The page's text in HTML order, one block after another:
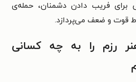
برای فریب دادن دشمنان، حمله‌ی
قوت و ضعف می‌پردازد.
رزم را به چه کسانی